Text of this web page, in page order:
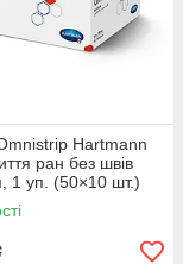
Hartmann
ран без швів
1 уп. (50×10 шт.)